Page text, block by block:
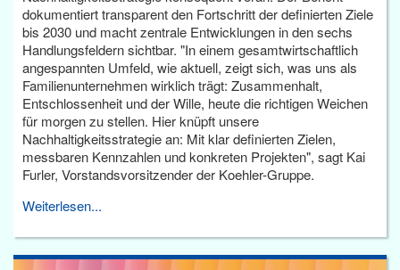
dokumentiert transparent den Fortschritt der definierten Ziele
bis 2030 und macht zentrale Entwicklungen in den sechs
Handlungsfeldern sichtbar. "In einem gesamtwirtschaftlich
angespannten Umfeld, wie aktuell, zeigt sich, was uns als
Familienunternehmen wirklich trägt: Zusammenhalt,
Entschlossenheit und der Wille, heute die richtigen Weichen
für morgen zu stellen. Hier knüpft unsere
Nachhaltigkeitsstrategie an: Mit klar definierten Zielen,
messbaren Kennzahlen und konkreten Projekten", sagt Kai
Furler, Vorstandsvorsitzender der Koehler-Gruppe.
Weiterlesen...